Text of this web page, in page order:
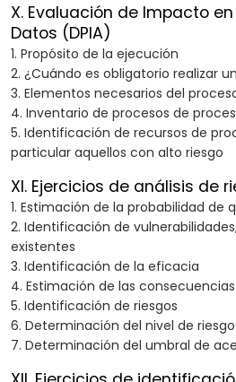
X. Evaluación de Impacto
Datos (DPIA)
1. Propósito de la ejecución
2. ¿Cuándo es obligatorio realizar
3. Elementos necesarios del
4. Inventario de procesos de
5. Identificación de recursos de
particular aquellos con alto riesgo
XI. Ejercicios de análisis de
1. Estimación de la probabilidad de
2. Identificación de
existentes
3. Identificación de la eficacia
4. Estimación de las consecuencias
5. Identificación de riesgos
6. Determinación del nivel de riesgo
7. Determinación del umbral de